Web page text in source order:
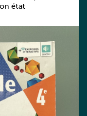
état